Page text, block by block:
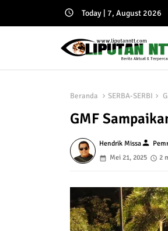
Today | 7, August 2026
Beranda SERBA-SERBI
GMF
Hendrik Missaperson
Mei 21, 2025
2